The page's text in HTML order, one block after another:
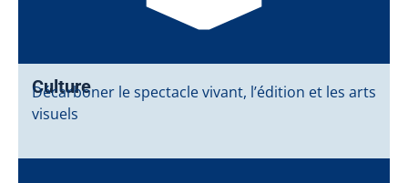
Culture
Décarboner le spectacle vivant, l’édition et les arts
visuels